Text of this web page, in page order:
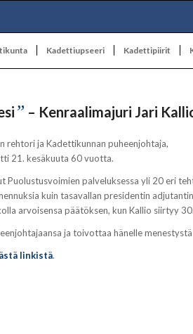
Kadettiupseeri Kadettipiirit
” – Kenraalimajuri Jari
rehtori ja Kadettikunnan puheenjohtaja,
21. kesäkuuta 60 vuotta.
Puolustusvoimien palveluksessa yli 20 eri
kuin tasavallan presidentin
arvoisensa päätöksen, kun Kallio siirtyy
ja toivottaa hänelle menestystä
linkistä.